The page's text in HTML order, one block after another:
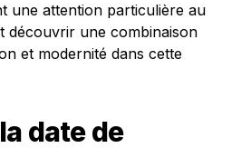
une attention particulière au
découvrir une combinaison
et modernité dans cette
date de